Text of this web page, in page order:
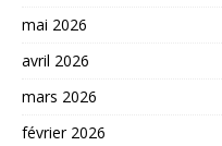
mai 2026
avril 2026
mars 2026
février 2026